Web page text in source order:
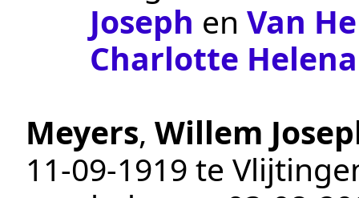
Joseph en Van
Charlotte Helena
Meyers, Willem
11‑09‑1919 te